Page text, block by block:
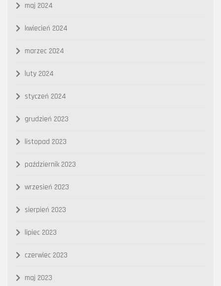
maj 2024
kwiecień 2024
marzec 2024
luty 2024
styczeń 2024
grudzień 2023
listopad 2023
październik 2023
wrzesień 2023
sierpień 2023
lipiec 2023
czerwiec 2023
maj 2023